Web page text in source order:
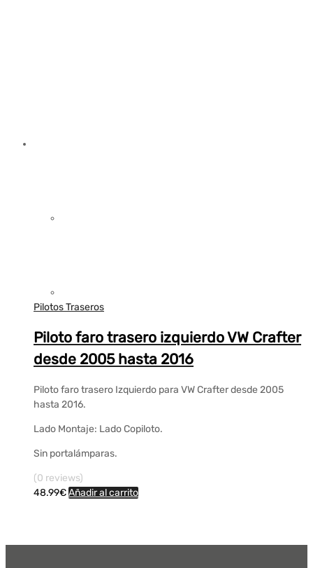
Pilotos Traseros
Piloto faro trasero izquierdo VW Crafter
desde 2005 hasta 2016
Piloto faro trasero Izquierdo para VW Crafter desde 2005
hasta 2016.
Lado Montaje: Lado Copiloto.
Sin portalámparas.
(0 reviews)
48.99€Añadir al carrito